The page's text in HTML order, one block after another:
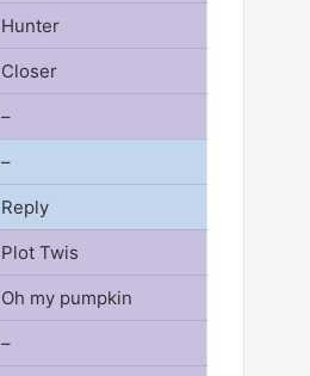
Hunter
Closer
–
–
Reply
Plot Twis
Oh my pumpkin
–